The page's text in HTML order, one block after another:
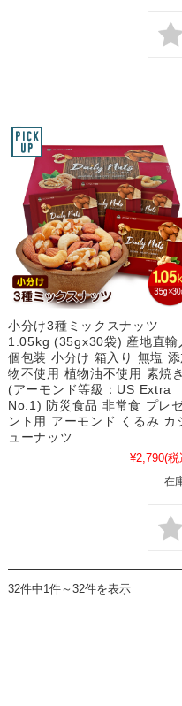
小分け3種ミックスナッツ
1.05kg (35gx30袋) 産地直輸
個包装 小分け 箱入り 無塩 添
物不使用 植物油不使用 素焼き
(アーモンド等級：US Extra
No.1) 防災食品 非常食 プレ
ント用 アーモンド くるみ カ
ューナッツ
¥2,790(税
在
32件中1件～32件を表示